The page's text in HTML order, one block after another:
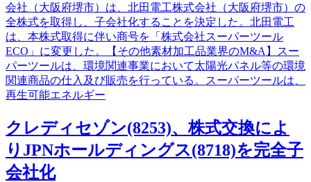
会社（大阪府堺市）は、北田電工株式会社（大阪府堺市）の
全株式を取得し、子会社化することを決定した。北田電工
は、本株式取得に伴い商号を「株式会社スーパーツール
ECO」に変更した。【その他素材加工品業界のM&A】スー
パーツールは、環境関連事業において太陽光パネル等の環境
関連商品の仕入及び販売を行っている。スーパーツールは、
再生可能エネルギー
クレディセゾン(8253)、株式交換によ
りJPNホールディングス(8718)を完全子
会社化